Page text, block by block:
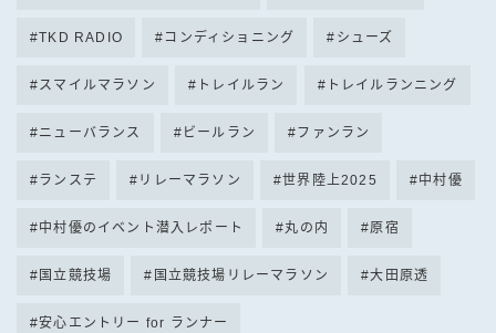
TKD RADIO コンディショニング シューズ
スマイルマラソン トレイルラン トレイルランニング
ニューバランス ビールラン ファンラン
ランステ リレーマラソン 世界陸上2025 中村優
中村優のイベント潜入レポート 丸の内 原宿
国立競技場 国立競技場リレーマラソン 大田原透
安心エントリー for ランナー